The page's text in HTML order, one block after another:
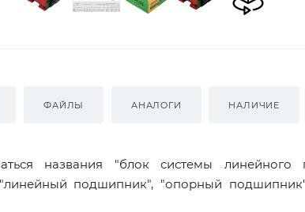
ФАЙЛЫ АНАЛОГИ НАЛИЧИЕ
названия "блок системы
"линейный подшипник", "опорный